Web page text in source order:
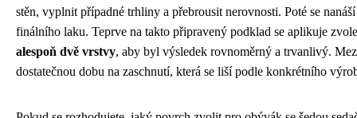
stěn, vyplnit případné trhliny a přebrousit nerovnosti. Poté se
finálního laku. Teprve na takto připravený podklad se aplikuje
alespoň dvě vrstvy, aby byl výsledek rovnoměrný a trvanlivý.
dostatečnou dobu na zaschnutí, která se liší podle konkrétního